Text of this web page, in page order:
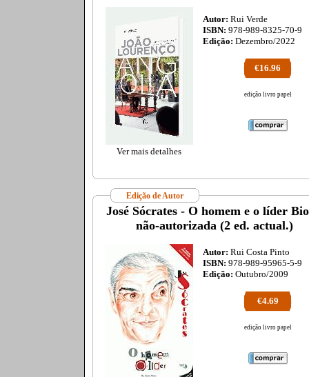
Autor: Rui Verde
ISBN: 978-989-8325-70-9
Edição: Dezembro/2022
€16.96
edição livro papel
Ver mais detalhes
Edição de Autor
José Sócrates - O homem e o líder
não-autorizada (2 ed. actual.)
Autor: Rui Costa Pinto
ISBN: 978-989-95965-5-9
Edição: Outubro/2009
€4.69
edição livro papel